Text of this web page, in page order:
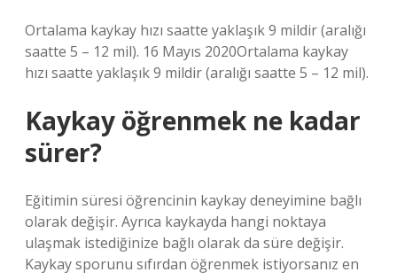
Ortalama kaykay hızı saatte yaklaşık 9 mildir (aralığı
saatte 5 – 12 mil). 16 Mayıs 2020Ortalama kaykay
hızı saatte yaklaşık 9 mildir (aralığı saatte 5 – 12 mil).
Kaykay öğrenmek ne kadar
sürer?
Eğitimin süresi öğrencinin kaykay deneyimine bağlı
olarak değişir. Ayrıca kaykayda hangi noktaya
ulaşmak istediğinize bağlı olarak da süre değişir.
Kaykay sporunu sıfırdan öğrenmek istiyorsanız en